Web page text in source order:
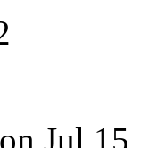
on Jul